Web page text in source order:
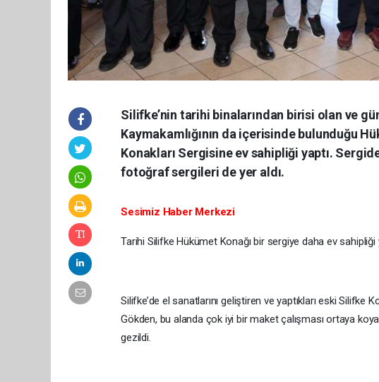
Silifke’nin tarihi binalarından birisi olan ve
Kaymakamlığının da içerisinde bulunduğu
Konakları Sergisine ev sahipliği yaptı.
fotoğraf sergileri de yer aldı.
Sesimiz Haber Merkezi
Tarihi Silifke Hükümet Konağı bir sergiye daha ev sahipliği
Silifke’de el sanatlarını geliştiren ve yaptıkları eski Silifke
Gökden, bu alanda çok iyi bir maket çalışması ortaya
gezildi.